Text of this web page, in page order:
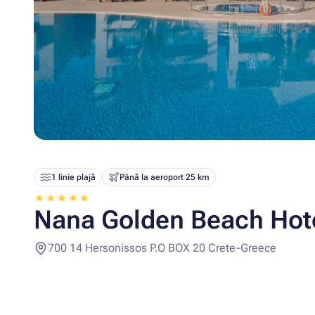
1 linie plajă Până la aeroport 25 km
Nana Golden Beach
700 14 Hersonissos P.O BOX 20 Crete-Greece